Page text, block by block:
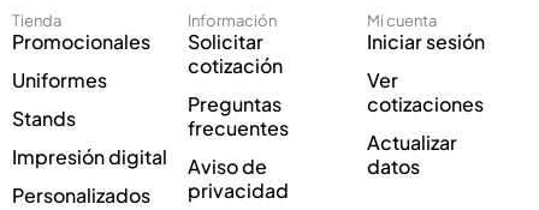
n
i
o
*
n
i
c
o
*
Tienda
Promocionales
Uniformes
Stands
Impresión digital
Personalizados
Información
Solicitar
cotización
Preguntas
frecuentes
Aviso de
privacidad
Mi cuenta
Iniciar sesión
Ver
cotizaciones
Actualizar
datos